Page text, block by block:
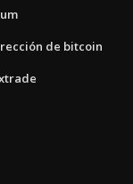
de bitcoin